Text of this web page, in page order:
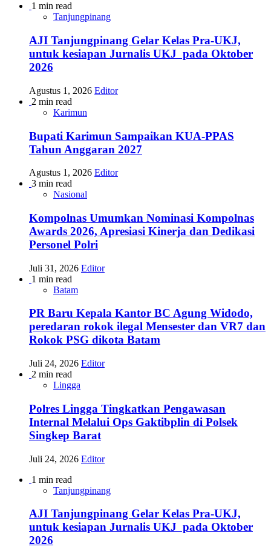
1 min read
Tanjungpinang
AJI Tanjungpinang Gelar Kelas Pra-UKJ,
untuk kesiapan Jurnalis UKJ pada Oktober
2026
Agustus 1, 2026 Editor
2 min read
Karimun
Bupati Karimun Sampaikan KUA-PPAS
Tahun Anggaran 2027
Agustus 1, 2026 Editor
3 min read
Nasional
Kompolnas Umumkan Nominasi Kompolnas
Awards 2026, Apresiasi Kinerja dan Dedikasi
Personel Polri
Juli 31, 2026 Editor
1 min read
Batam
PR Baru Kepala Kantor BC Agung Widodo,
peredaran rokok ilegal Mensester dan VR7 dan
Rokok PSG dikota Batam
Juli 24, 2026 Editor
2 min read
Lingga
Polres Lingga Tingkatkan Pengawasan
Internal Melalui Ops Gaktibplin di Polsek
Singkep Barat
Juli 24, 2026 Editor
1 min read
Tanjungpinang
AJI Tanjungpinang Gelar Kelas Pra-UKJ,
untuk kesiapan Jurnalis UKJ pada Oktober
2026